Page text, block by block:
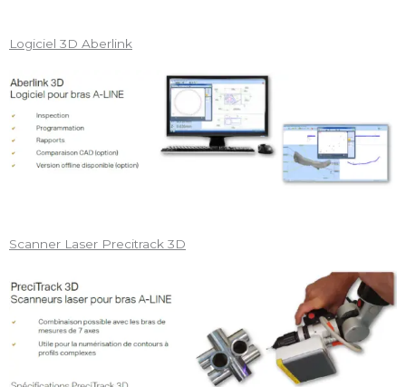
Logiciel 3D Aberlink
Scanner Laser Precitrack 3D